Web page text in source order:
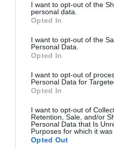
not limited to your visit or
grant or deny consent to
use your data for below
consent section.
I want to opt-out of the
personal data.
Opted In
I want to opt-out of the
Personal Data.
Opted In
I want to opt-out of
Personal Data for
Opted In
I want to opt-out of
Retention, Sale, and/or
Personal Data that Is
Purposes for which it was
Opted Out
Forrás: Blikk.hu
Megosztás: Facebook
Címkék: szerelem ,
pletyka,Bradley Cooper,
HASONLÓ BEJEGYZÉSEK